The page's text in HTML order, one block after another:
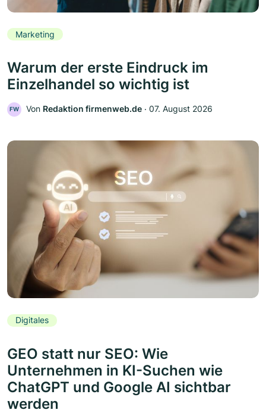
Marketing
Warum der erste Eindruck im
Einzelhandel so wichtig ist
FW Von Redaktion firmenweb.de ‧ 07. August 2026
Digitales
GEO statt nur SEO: Wie
Unternehmen in KI-Suchen wie
ChatGPT und Google AI sichtbar
werden